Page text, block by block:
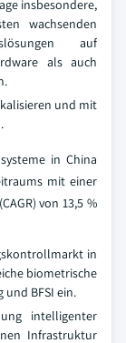
insbesondere,
wachsenden
auf
als auch
und mit
in China
mit einer
von 13,5 %
in
biometrische
und BFSI ein.
intelligenter
Infrastruktur